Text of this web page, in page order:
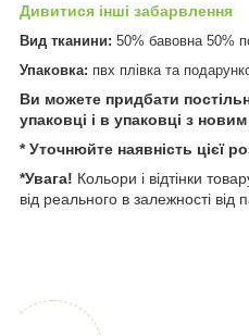
Дивитися інші забарвлення
Вид тканини: 50% бавовна 50%
Упаковка: пвх плівка та
Ви можете придбати
упаковці і в упаковці з
* Уточнюйте наявність цієї
*Увага! Кольори і відтінки
від реального в залежності від